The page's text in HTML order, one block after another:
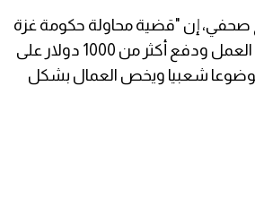
إن "قضية محاولة حكومة غزة
بيع المواطنين تصاريح العمل ودفع أكثر من 1000 دولار على
موضوعا شعبيا ويخص العمال بشكل